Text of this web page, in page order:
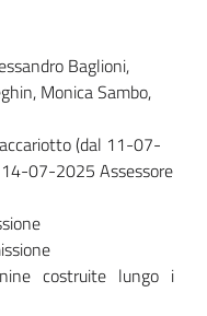
Baglioni,
Monica Sambo,
(dal 11-07-
07-2025 Assessore
costruite lungo i